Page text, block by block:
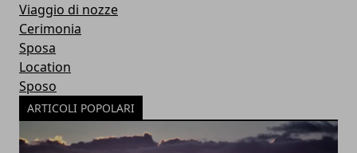
Viaggio di nozze
Cerimonia
Sposa
Location
Sposo
ARTICOLI POPOLARI